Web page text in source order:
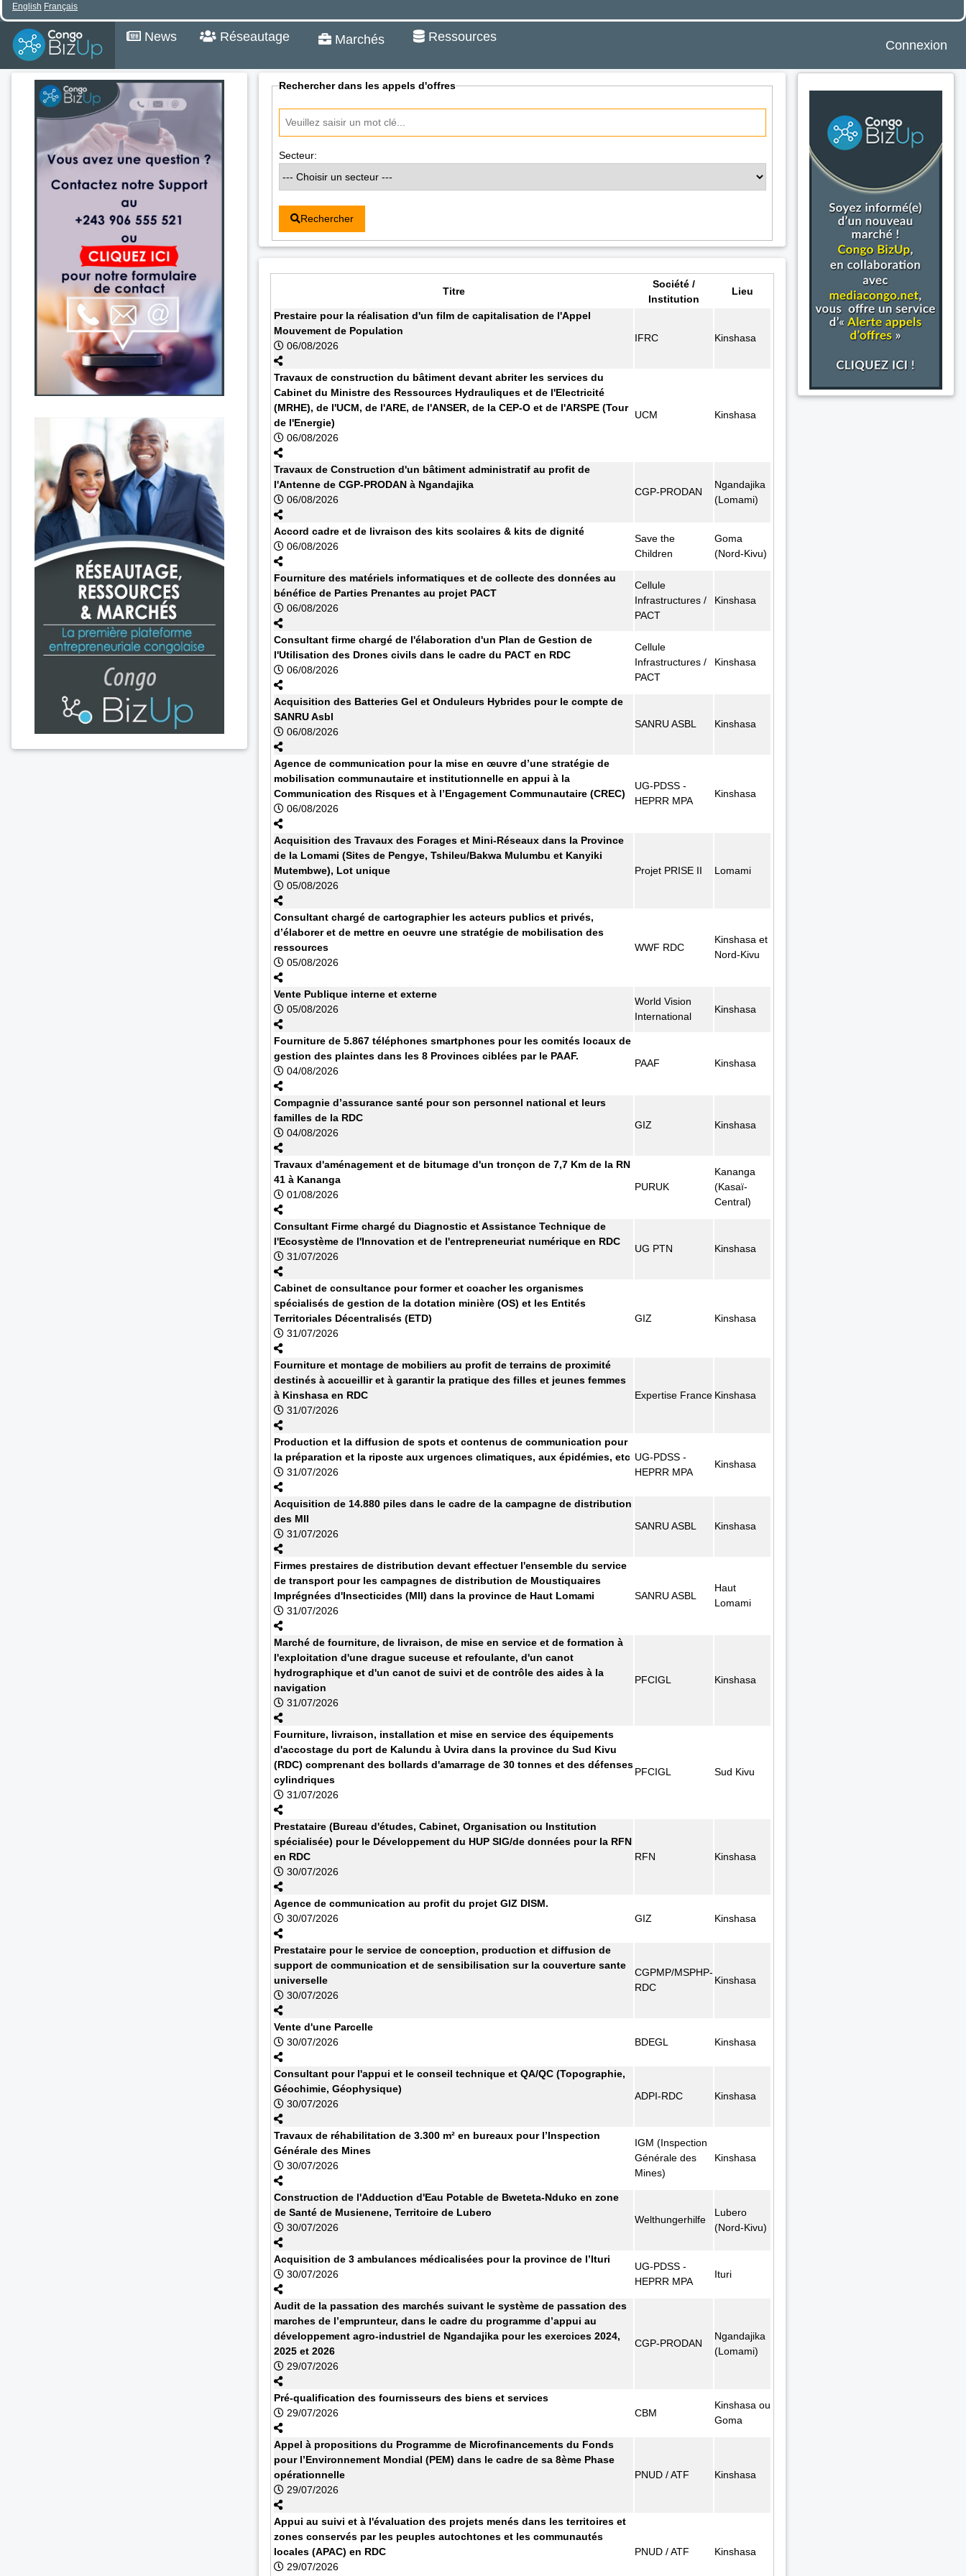
English Français
News Réseautage Marchés Ressources
Connexion
Rechercher dans les appels d'offres
Secteur:
Rechercher
Titre
Société /
Institution
Lieu
Prestaire pour la réalisation d'un film de capitalisation de l'Appel
Mouvement de Population
06/08/2026
IFRC Kinshasa
Travaux de construction du bâtiment devant abriter les services du
Cabinet du Ministre des Ressources Hydrauliques et de l'Electricité
(MRHE), de l'UCM, de l'ARE, de l'ANSER, de la CEP-O et de l'ARSPE (Tour
de l'Energie)
06/08/2026
UCM Kinshasa
Travaux de Construction d'un bâtiment administratif au profit de
l'Antenne de CGP-PRODAN à Ngandajika
06/08/2026
CGP-PRODAN
Ngandajika
(Lomami)
Accord cadre et de livraison des kits scolaires & kits de dignité
06/08/2026
Save the
Children
Goma
(Nord-Kivu)
Fourniture des matériels informatiques et de collecte des données au
bénéfice de Parties Prenantes au projet PACT
06/08/2026
Cellule
Infrastructures /
PACT
Kinshasa
Consultant firme chargé de l'élaboration d'un Plan de Gestion de
l'Utilisation des Drones civils dans le cadre du PACT en RDC
06/08/2026
Cellule
Infrastructures /
PACT
Kinshasa
Acquisition des Batteries Gel et Onduleurs Hybrides pour le compte de
SANRU Asbl
06/08/2026
SANRU ASBL Kinshasa
Agence de communication pour la mise en œuvre d’une stratégie de
mobilisation communautaire et institutionnelle en appui à la
Communication des Risques et à l’Engagement Communautaire (CREC)
06/08/2026
UG-PDSS -
HEPRR MPA
Kinshasa
Acquisition des Travaux des Forages et Mini-Réseaux dans la Province
de la Lomami (Sites de Pengye, Tshileu/Bakwa Mulumbu et Kanyiki
Mutembwe), Lot unique
05/08/2026
Projet PRISE II Lomami
Consultant chargé de cartographier les acteurs publics et privés,
d’élaborer et de mettre en oeuvre une stratégie de mobilisation des
ressources
05/08/2026
WWF RDC
Kinshasa et
Nord-Kivu
Vente Publique interne et externe
05/08/2026
World Vision
International
Kinshasa
Fourniture de 5.867 téléphones smartphones pour les comités locaux de
gestion des plaintes dans les 8 Provinces ciblées par le PAAF.
04/08/2026
PAAF Kinshasa
Compagnie d’assurance santé pour son personnel national et leurs
familles de la RDC
04/08/2026
GIZ Kinshasa
Travaux d'aménagement et de bitumage d'un tronçon de 7,7 Km de la RN
41 à Kananga
01/08/2026
PURUK
Kananga
(Kasaï-
Central)
Consultant Firme chargé du Diagnostic et Assistance Technique de
l'Ecosystème de l'Innovation et de l'entrepreneuriat numérique en RDC
31/07/2026
UG PTN Kinshasa
Cabinet de consultance pour former et coacher les organismes
spécialisés de gestion de la dotation minière (OS) et les Entités
Territoriales Décentralisés (ETD)
31/07/2026
GIZ Kinshasa
Fourniture et montage de mobiliers au profit de terrains de proximité
destinés à accueillir et à garantir la pratique des filles et jeunes femmes
à Kinshasa en RDC
31/07/2026
Expertise France Kinshasa
Production et la diffusion de spots et contenus de communication pour
la préparation et la riposte aux urgences climatiques, aux épidémies, etc
31/07/2026
UG-PDSS -
HEPRR MPA
Kinshasa
Acquisition de 14.880 piles dans le cadre de la campagne de distribution
des MII
31/07/2026
SANRU ASBL Kinshasa
Firmes prestaires de distribution devant effectuer l'ensemble du service
de transport pour les campagnes de distribution de Moustiquaires
Imprégnées d'Insecticides (MII) dans la province de Haut Lomami
31/07/2026
SANRU ASBL
Haut
Lomami
Marché de fourniture, de livraison, de mise en service et de formation à
l'exploitation d'une drague suceuse et refoulante, d'un canot
hydrographique et d'un canot de suivi et de contrôle des aides à la
navigation
31/07/2026
PFCIGL Kinshasa
Fourniture, livraison, installation et mise en service des équipements
d'accostage du port de Kalundu à Uvira dans la province du Sud Kivu
(RDC) comprenant des bollards d'amarrage de 30 tonnes et des défenses
cylindriques
31/07/2026
PFCIGL Sud Kivu
Prestataire (Bureau d'études, Cabinet, Organisation ou Institution
spécialisée) pour le Développement du HUP SIG/de données pour la RFN
en RDC
30/07/2026
RFN Kinshasa
Agence de communication au profit du projet GIZ DISM.
30/07/2026
GIZ Kinshasa
Prestataire pour le service de conception, production et diffusion de
support de communication et de sensibilisation sur la couverture sante
universelle
30/07/2026
CGPMP/MSPHP-
RDC
Kinshasa
Vente d'une Parcelle
30/07/2026
BDEGL Kinshasa
Consultant pour l'appui et le conseil technique et QA/QC (Topographie,
Géochimie, Géophysique)
30/07/2026
ADPI-RDC Kinshasa
Travaux de réhabilitation de 3.300 m² en bureaux pour l’Inspection
Générale des Mines
30/07/2026
IGM (Inspection
Générale des
Mines)
Kinshasa
Construction de l'Adduction d'Eau Potable de Bweteta-Nduko en zone
de Santé de Musienene, Territoire de Lubero
30/07/2026
Welthungerhilfe
Lubero
(Nord-Kivu)
Acquisition de 3 ambulances médicalisées pour la province de l’Ituri
30/07/2026
UG-PDSS -
HEPRR MPA
Ituri
Audit de la passation des marchés suivant le système de passation des
marches de l’emprunteur, dans le cadre du programme d’appui au
développement agro-industriel de Ngandajika pour les exercices 2024,
2025 et 2026
29/07/2026
CGP-PRODAN
Ngandajika
(Lomami)
Pré-qualification des fournisseurs des biens et services
29/07/2026
CBM
Kinshasa ou
Goma
Appel à propositions du Programme de Microfinancements du Fonds
pour l’Environnement Mondial (PEM) dans le cadre de sa 8ème Phase
opérationnelle
29/07/2026
PNUD / ATF Kinshasa
Appui au suivi et à l'évaluation des projets menés dans les territoires et
zones conservés par les peuples autochtones et les communautés
locales (APAC) en RDC
29/07/2026
PNUD / ATF Kinshasa